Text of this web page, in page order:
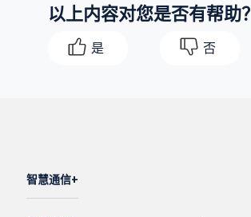
以上内容对您是否有帮助？
是 否
智慧通信